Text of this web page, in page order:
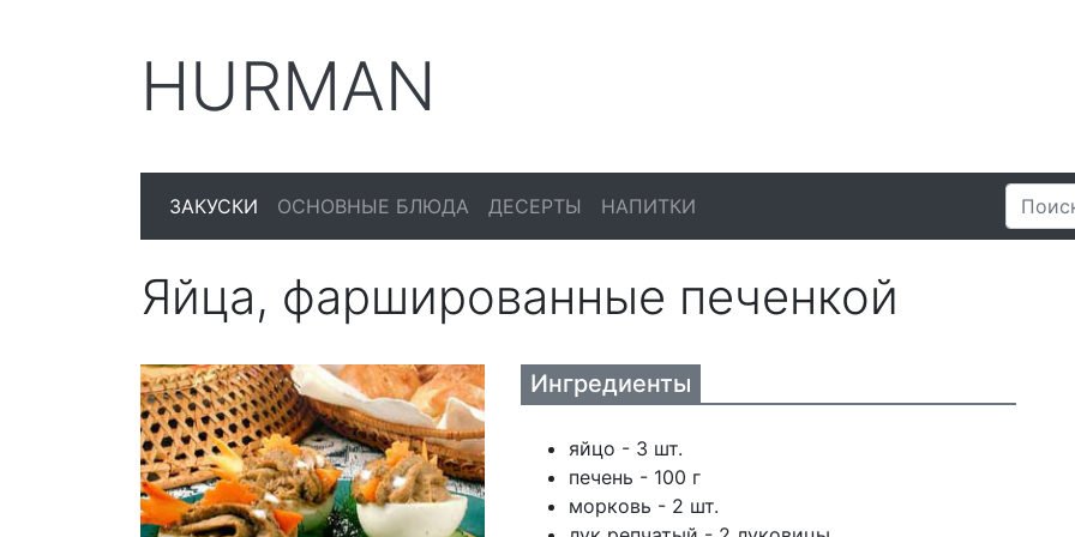
HURMAN
ЗАКУСКИ ОСНОВНЫЕ БЛЮДА ДЕСЕРТЫ НАПИТКИ
Яйца, фаршированные печенкой
Ингредиенты
яйцо - 3 шт.
печень - 100 г
морковь - 2 шт.